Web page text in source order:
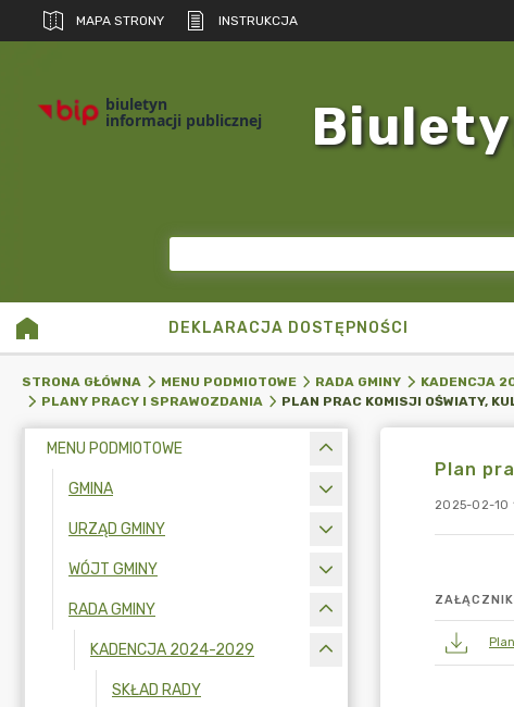
MAPA STRONY INSTRUKCJA
biuletyn
informacji publicznej
DEKLARACJA DOSTĘPNOŚCI
STRONA GŁÓWNA MENU PODMIOTOWE RADA GMINY KADENCJA
PLANY PRACY I SPRAWOZDANIA
MENU PODMIOTOWE
GMINA
URZĄD GMINY
WÓJT GMINY
RADA GMINY
KADENCJA 2024-2029
SKŁAD RADY
Plan
2025-02-10